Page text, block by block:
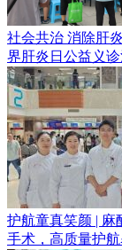
社会共治 消除肝
界肝炎日公益义
护航童真笑颜 | 麻
手术，高质量护